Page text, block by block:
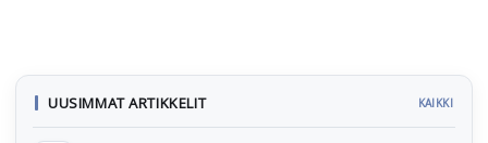
UUSIMMAT ARTIKKELIT KAIKKI